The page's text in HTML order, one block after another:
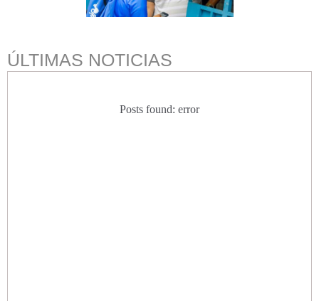
ÚLTIMAS NOTICIAS
Posts found: error